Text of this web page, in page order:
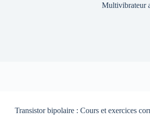
Multivibrateur
Transistor bipolaire : Cours et exercices